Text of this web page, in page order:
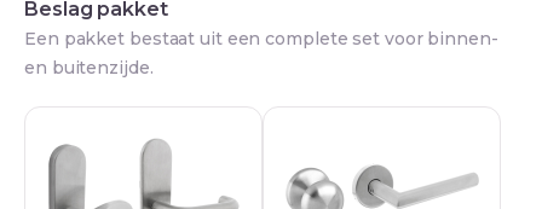
Beslag pakket
Een pakket bestaat uit een complete set voor binnen-
en buitenzijde.